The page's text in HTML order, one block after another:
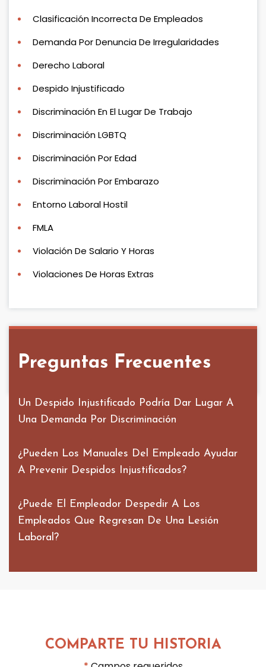
Clasificación Incorrecta De Empleados
Demanda Por Denuncia De Irregularidades
Derecho Laboral
Despido Injustificado
Discriminación En El Lugar De Trabajo
Discriminación LGBTQ
Discriminación Por Edad
Discriminación Por Embarazo
Entorno Laboral Hostil
FMLA
Violación De Salario Y Horas
Violaciones De Horas Extras
Preguntas Frecuentes
Un Despido Injustificado Podría Dar Lugar A
Una Demanda Por Discriminación
¿Pueden Los Manuales Del Empleado Ayudar
A Prevenir Despidos Injustificados?
¿Puede El Empleador Despedir A Los
Empleados Que Regresan De Una Lesión
Laboral?
COMPARTE TU HISTORIA